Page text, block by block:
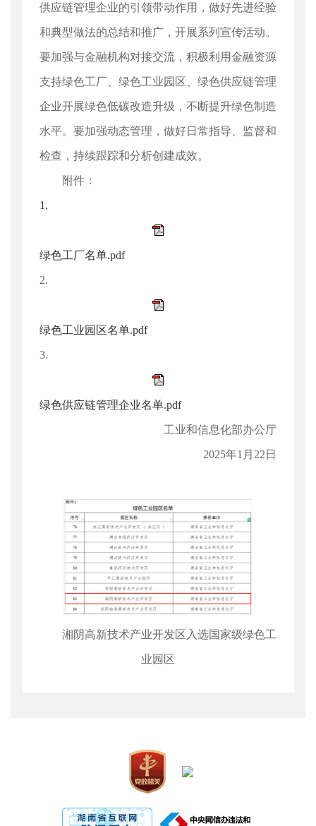
供应链管理企业的引领带动作用，做好先进经验
和典型做法的总结和推广，开展系列宣传活动。
要加强与金融机构对接交流，积极利用金融资源
支持绿色工厂、绿色工业园区、绿色供应链管理
企业开展绿色低碳改造升级，不断提升绿色制造
水平。要加强动态管理，做好日常指导、监督和
检查，持续跟踪和分析创建成效。
附件：
1.
绿色工厂名单.pdf
2.
绿色工业园区名单.pdf
3.
绿色供应链管理企业名单.pdf
工业和信息化部办公厅
2025年1月22日
湘阴高新技术产业开发区入选国家级绿色工
业园区